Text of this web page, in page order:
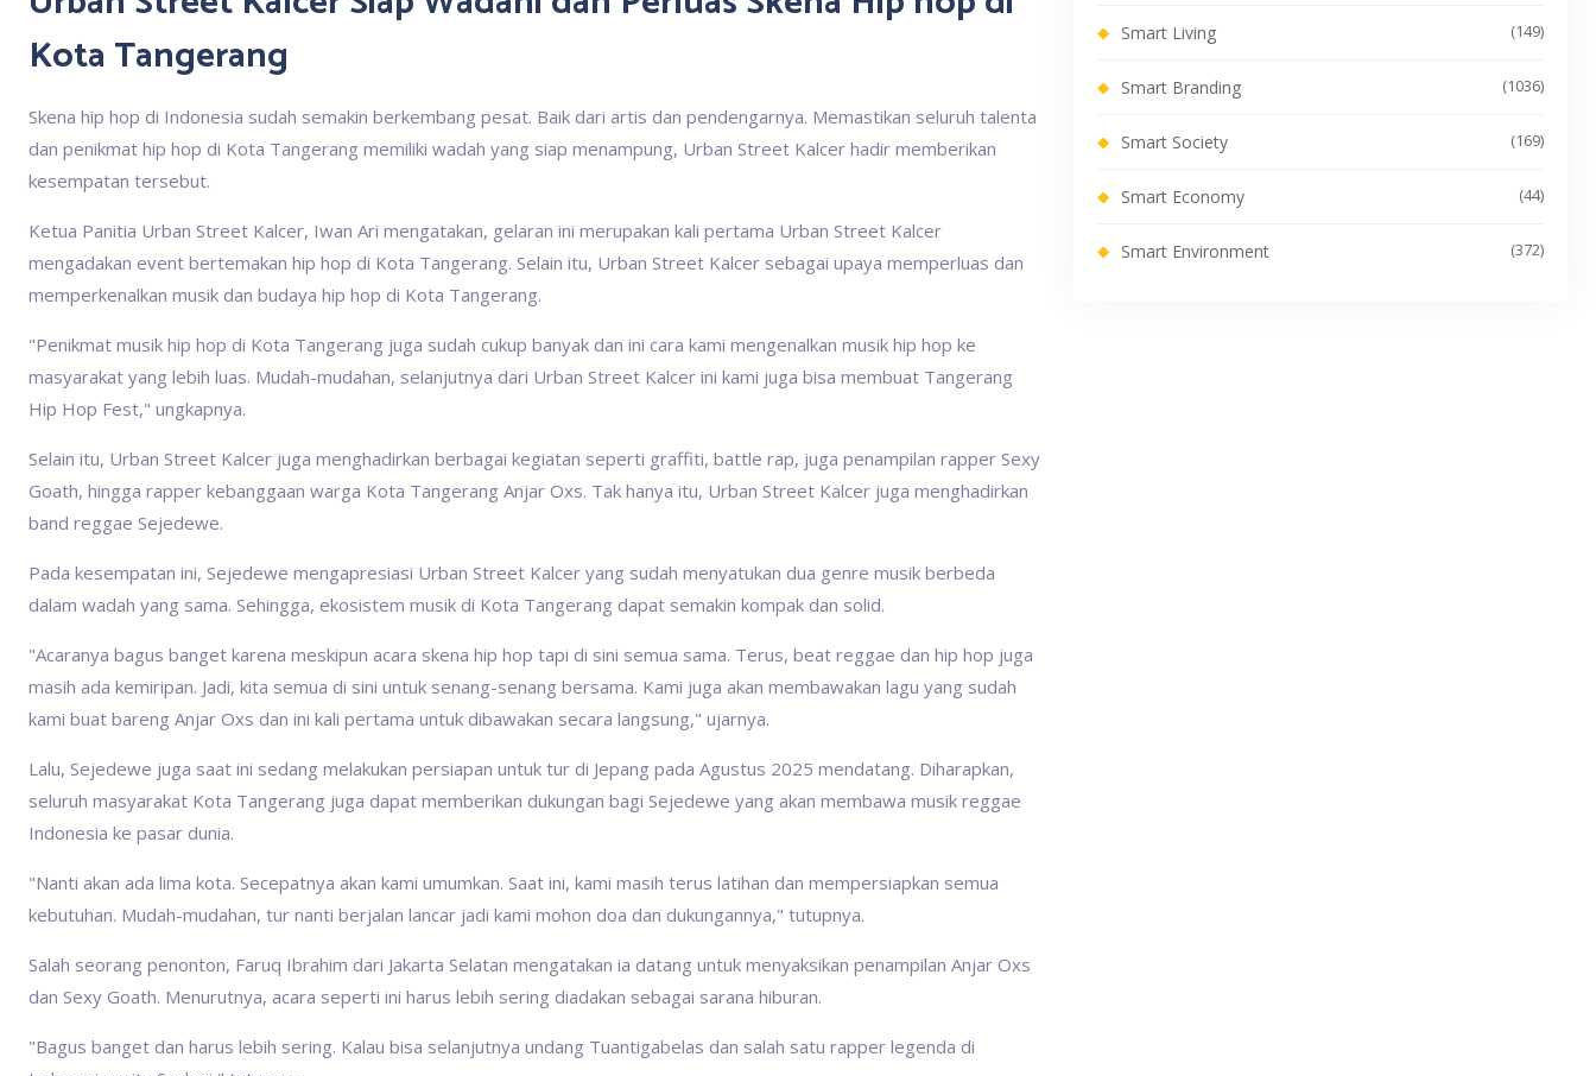
Kota Tangerang
Skena hip hop di Indonesia sudah semakin berkembang pesat. Baik dari artis dan pendengarnya. Memastikan seluruh talenta
dan penikmat hip hop di Kota Tangerang memiliki wadah yang siap menampung, Urban Street Kalcer hadir memberikan
kesempatan tersebut.
Ketua Panitia Urban Street Kalcer, Iwan Ari mengatakan, gelaran ini merupakan kali pertama Urban Street Kalcer
mengadakan event bertemakan hip hop di Kota Tangerang. Selain itu, Urban Street Kalcer sebagai upaya memperluas dan
memperkenalkan musik dan budaya hip hop di Kota Tangerang.
"Penikmat musik hip hop di Kota Tangerang juga sudah cukup banyak dan ini cara kami mengenalkan musik hip hop ke
masyarakat yang lebih luas. Mudah-mudahan, selanjutnya dari Urban Street Kalcer ini kami juga bisa membuat Tangerang
Hip Hop Fest," ungkapnya.
Selain itu, Urban Street Kalcer juga menghadirkan berbagai kegiatan seperti graffiti, battle rap, juga penampilan rapper Sexy
Goath, hingga rapper kebanggaan warga Kota Tangerang Anjar Oxs. Tak hanya itu, Urban Street Kalcer juga menghadirkan
band reggae Sejedewe.
Pada kesempatan ini, Sejedewe mengapresiasi Urban Street Kalcer yang sudah menyatukan dua genre musik berbeda
dalam wadah yang sama. Sehingga, ekosistem musik di Kota Tangerang dapat semakin kompak dan solid.
"Acaranya bagus banget karena meskipun acara skena hip hop tapi di sini semua sama. Terus, beat reggae dan hip hop juga
masih ada kemiripan. Jadi, kita semua di sini untuk senang-senang bersama. Kami juga akan membawakan lagu yang sudah
kami buat bareng Anjar Oxs dan ini kali pertama untuk dibawakan secara langsung," ujarnya.
Lalu, Sejedewe juga saat ini sedang melakukan persiapan untuk tur di Jepang pada Agustus 2025 mendatang. Diharapkan,
seluruh masyarakat Kota Tangerang juga dapat memberikan dukungan bagi Sejedewe yang akan membawa musik reggae
Indonesia ke pasar dunia.
"Nanti akan ada lima kota. Secepatnya akan kami umumkan. Saat ini, kami masih terus latihan dan mempersiapkan semua
kebutuhan. Mudah-mudahan, tur nanti berjalan lancar jadi kami mohon doa dan dukungannya," tutupnya.
Salah seorang penonton, Faruq Ibrahim dari Jakarta Selatan mengatakan ia datang untuk menyaksikan penampilan Anjar Oxs
dan Sexy Goath. Menurutnya, acara seperti ini harus lebih sering diadakan sebagai sarana hiburan.
"Bagus banget dan harus lebih sering. Kalau bisa selanjutnya undang Tuantigabelas dan salah satu rapper legenda di
Smart Living (149)
Smart Branding (1036)
Smart Society (169)
Smart Economy (44)
Smart Environment (372)